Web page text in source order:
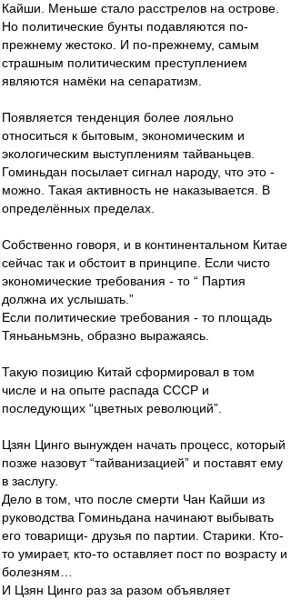
Кайши. Меньше стало расстрелов на острове.
Но политические бунты подавляются по-
прежнему жестоко. И по-прежнему, самым
страшным политическим преступлением
являются намёки на сепаратизм.
Появляется тенденция более лояльно
относиться к бытовым, экономическим и
экологическим выступлениям тайваньцев.
Гоминьдан посылает сигнал народу, что это -
можно. Такая активность не наказывается. В
определённых пределах.
Собственно говоря, и в континентальном Китае
сейчас так и обстоит в принципе. Если чисто
экономические требования - то “ Партия
должна их услышать.”
Если политические требования - то площадь
Тяньаньмэнь, образно выражаясь.
Такую позицию Китай сформировал в том
числе и на опыте распада СССР и
последующих “цветных революций”.
Цзян Цинго вынужден начать процесс, который
позже назовут “тайванизацией” и поставят ему
в заслугу.
Дело в том, что после смерти Чан Кайши из
руководства Гоминьдана начинают выбывать
его товарищи- друзья по партии. Старики. Кто-
то умирает, кто-то оставляет пост по возрасту и
болезням…
И Цзян Цинго раз за разом объявляет